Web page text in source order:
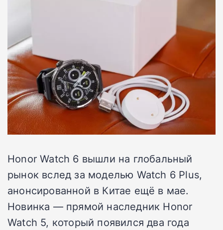
Honor Watch 6 вышли на глобальный
рынок вслед за моделью Watch 6 Plus,
анонсированной в Китае ещё в мае.
Новинка — прямой наследник Honor
Watch 5, который появился два года